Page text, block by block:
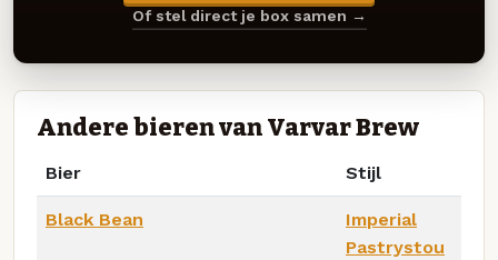
Of stel direct je box samen →
Andere bieren van Varvar Brew
Bier Stijl
Black Bean
Imperial
Pastrystou